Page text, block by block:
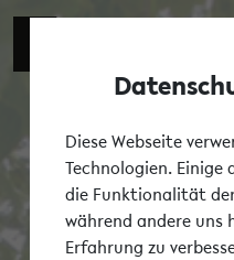
Diese Webseite
Technologien. Einige
die Funktionalität
während andere uns
Erfahrung zu